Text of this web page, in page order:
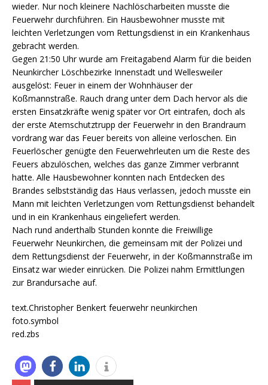
wieder. Nur noch kleinere Nachlöscharbeiten musste die
Feuerwehr durchführen. Ein Hausbewohner musste mit
leichten Verletzungen vom Rettungsdienst in ein Krankenhaus
gebracht werden.
Gegen 21:50 Uhr wurde am Freitagabend Alarm für die beiden
Neunkircher Löschbezirke Innenstadt und Wellesweiler
ausgelöst: Feuer in einem der Wohnhäuser der
Koßmannstraße. Rauch drang unter dem Dach hervor als die
ersten Einsatzkräfte wenig später vor Ort eintrafen, doch als
der erste Atemschutztrupp der Feuerwehr in den Brandraum
vordrang war das Feuer bereits von alleine verloschen. Ein
Feuerlöscher genügte den Feuerwehrleuten um die Reste des
Feuers abzulöschen, welches das ganze Zimmer verbrannt
hatte. Alle Hausbewohner konnten nach Entdecken des
Brandes selbstständig das Haus verlassen, jedoch musste ein
Mann mit leichten Verletzungen vom Rettungsdienst behandelt
und in ein Krankenhaus eingeliefert werden.
Nach rund anderthalb Stunden konnte die Freiwillige
Feuerwehr Neunkirchen, die gemeinsam mit der Polizei und
dem Rettungsdienst der Feuerwehr, in der Koßmannstraße im
Einsatz war wieder einrücken. Die Polizei nahm Ermittlungen
zur Brandursache auf.
text.Christopher Benkert feuerwehr neunkirchen
foto.symbol
red.zbs